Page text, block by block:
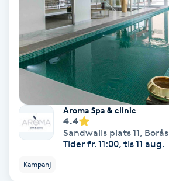
Hollywood Peel
Hot Stone Massage
Hot yoga
Aroma Spa & clinic
4.4
Sandwalls plats 11, Borås
Tider fr. 11:00, tis 11 aug.
Kampanj